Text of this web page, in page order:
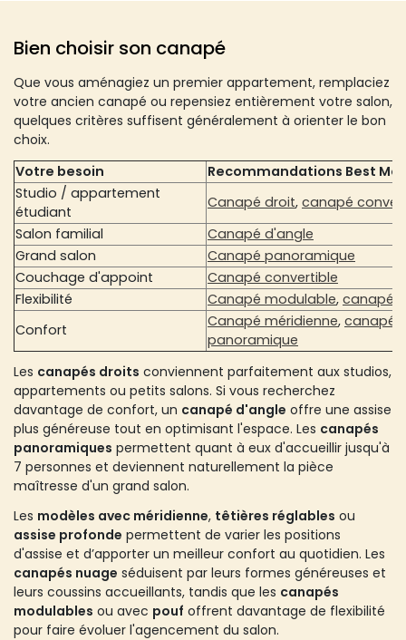
Bien choisir son canapé
Que vous aménagiez un premier appartement, remplaciez
votre ancien canapé ou repensiez entièrement votre salon,
quelques critères suffisent généralement à orienter le bon
choix.
Votre besoin
Recommandations Best
Studio / appartement
étudiant
Canapé droit, canapé
Salon familial
Canapé d'angle
Grand salon
Canapé panoramique
Couchage d'appoint
Canapé convertible
Flexibilité
Canapé modulable, canapé
Confort
Canapé méridienne, canapé
panoramique
Les canapés droits conviennent parfaitement aux studios,
appartements ou petits salons. Si vous recherchez
davantage de confort, un canapé d'angle offre une assise
plus généreuse tout en optimisant l'espace. Les canapés
panoramiques permettent quant à eux d'accueillir jusqu'à
7 personnes et deviennent naturellement la pièce
maîtresse d'un grand salon.
Les modèles avec méridienne, têtières réglables ou
assise profonde permettent de varier les positions
d'assise et d’apporter un meilleur confort au quotidien. Les
canapés nuage séduisent par leurs formes généreuses et
leurs coussins accueillants, tandis que les canapés
modulables ou avec pouf offrent davantage de flexibilité
pour faire évoluer l'agencement du salon.